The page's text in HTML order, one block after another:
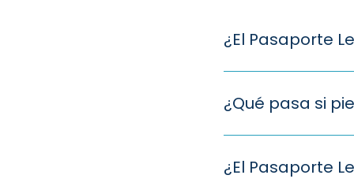
¿El Pasaporte
alquiler no te
al Pasaporte Lector
¿Qué pasa si
manteniendo la
estampillas
¿El Pasaporte